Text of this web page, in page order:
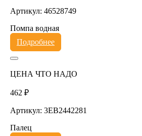
Артикул: 46528749
Помпа водная
Подробнее
ЦЕНА ЧТО НАДО
462 ₽
Артикул: 3EB2442281
Палец